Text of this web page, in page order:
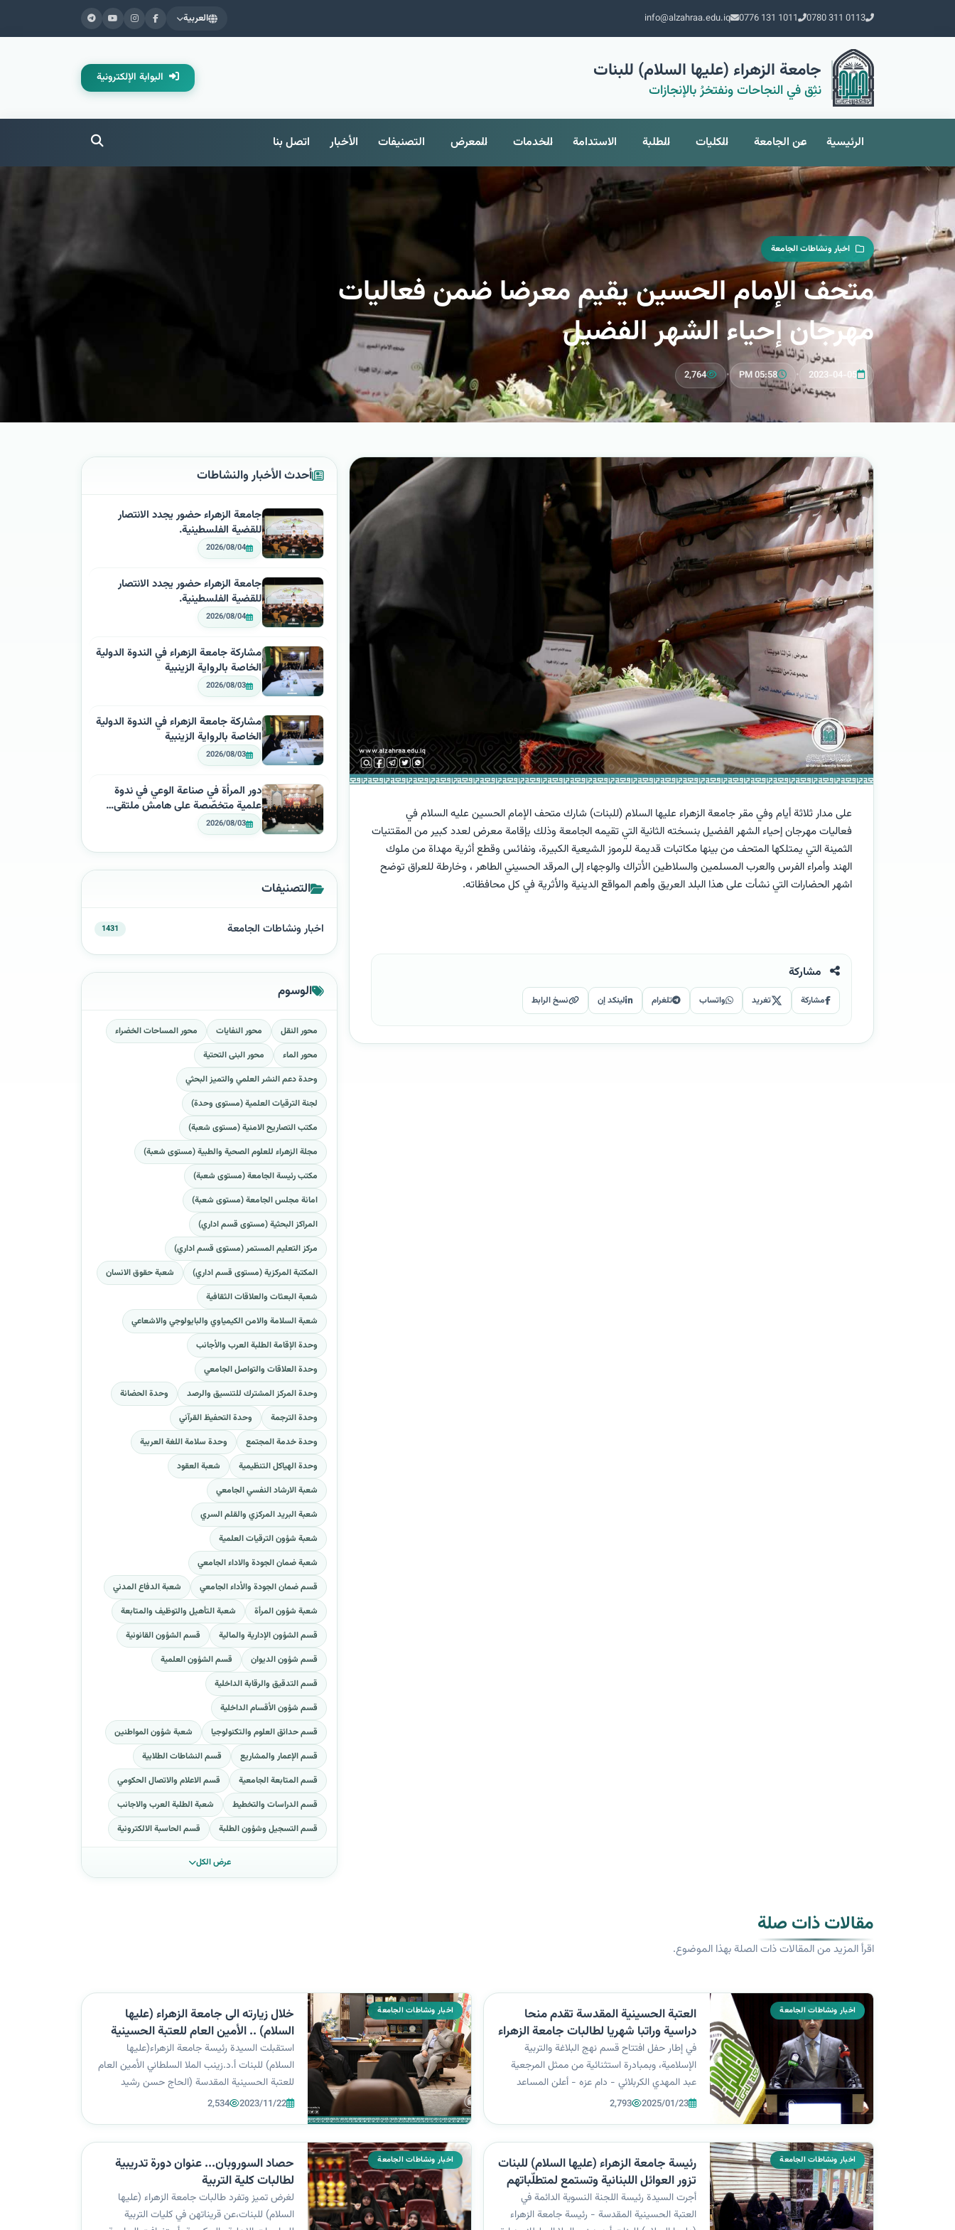
0780 311 0113
0776 131 1011
info@alzahraa.edu.iq العربية
جامعة الزهراء (عليها السلام) للبنات
نثِق في النجاحات ونفتخرُ بالإنجازات
البوابة الإلكترونية
الرئيسية عن الجامعة الكليات الطلبة الاستدامة الخدمات المعرض التصنيفات الأخبار اتصل بنا
اخبار ونشاطات الجامعة
متحف الإمام الحسين يقيم معرضا ضمن فعاليات
مهرجان إحياء الشهر الفضيل
2023-04-05
•
05:58 PM
•
2,764
على مدار ثلاثة أيام وفي مقر جامعة الزهراء عليها السلام (للبنات) شارك متحف الإمام الحسين عليه السلام في
فعاليات مهرجان إحياء الشهر الفضيل بنسخته الثانية التي تقيمه الجامعة وذلك بإقامة معرض لعدد كبير من المقتنيات
الثمينة التي يمتلكها المتحف من بينها مكاتبات قديمة للرموز الشيعية الكبيرة، ونفائس وقطع أثرية مهداة من ملوك
الهند وأمراء الفرس والعرب المسلمين والسلاطين الأتراك والوجهاء إلى المرقد الحسيني الطاهر ، وخارطة للعراق توضح
اشهر الحضارات التي نشأت على هذا البلد العريق وأهم المواقع الدينية والأثرية في كل محافظاته.
مشاركة
مشاركة تغريد واتساب تلغرام لينكد إن نسخ الرابط
أحدث الأخبار والنشاطات
جامعة الزهراء حضور يجدد الانتصار
للقضية الفلسطينية.
2026/08/04
جامعة الزهراء حضور يجدد الانتصار
للقضية الفلسطينية.
2026/08/04
مشاركة جامعة الزهراء في الندوة الدولية
الخاصة بالرواية الزينبية
2026/08/03
مشاركة جامعة الزهراء في الندوة الدولية
الخاصة بالرواية الزينبية
2026/08/03
دور المرأة في صناعة الوعي في ندوة
علمية متخصّصة على هامش ملتقى…
2026/08/03
التصنيفات
اخبار ونشاطات الجامعة 1431
الوسوم
محور النقل محور النفايات
محور المساحات الخضراء
محور الماء
محور البنى التحتية
وحدة دعم النشر العلمي والتميز البحثي
لجنة الترقيات العلمية (مستوى وحدة)
مكتب التصاريح الامنية (مستوى شعبة)
مجلة الزهراء للعلوم الصحية والطبية (مستوى شعبة)
مكتب رئيسة الجامعة (مستوى شعبة)
امانة مجلس الجامعة (مستوى شعبة)
المراكز البحثية (مستوى قسم اداري)
مركز التعليم المستمر (مستوى قسم اداري)
المكتبة المركزية (مستوى قسم اداري)
شعبة حقوق الانسان
شعبة البعثات والعلاقات الثقافية
شعبة السلامة والامن الكيمياوي والبايولوجي والاشعاعي
وحدة الإقامة الطلبة العرب والأجانب
وحدة العلاقات والتواصل الجامعي
وحدة المركز المشترك للتنسيق والرصد
وحدة الحضانة
وحدة الترجمة
وحدة التحفيظ القرآني
وحدة خدمة المجتمع
وحدة سلامة اللغة العربية
وحدة الهياكل التنظيمية
شعبة العقود
شعبة الارشاد النفسي الجامعي
شعبة البريد المركزي والقلم السري
شعبة شؤون الترقيات العلمية
شعبة ضمان الجودة والاداء الجامعي
قسم ضمان الجودة والأداء الجامعي
شعبة الدفاع المدني
شعبة شؤون المرأة
شعبة التأهيل والتوظيف والمتابعة
قسم الشؤون الإدارية والمالية
قسم الشؤون القانونية
قسم شؤون الديوان
قسم الشؤون العلمية
قسم التدقيق والرقابة الداخلية
قسم شؤون الأقسام الداخلية
قسم حدائق العلوم والتكنولوجيا
شعبة شؤون المواطنين
قسم الإعمار والمشاريع
قسم النشاطات الطلابية
قسم المتابعة الجامعية
قسم الاعلام والاتصال الحكومي
قسم الدراسات والتخطيط
شعبة الطلبة العرب والاجانب
قسم التسجيل وشؤون الطلبة
قسم الحاسبة الالكترونية
عرض الكل
مقالات ذات صلة
اقرأ المزيد من المقالات ذات الصلة بهذا الموضوع.
اخبار ونشاطات الجامعة
العتبة الحسينية المقدسة تقدم منحا
دراسية وراتبا شهريا لطالبات جامعة الزهراء
(عليها السلام)
في إطار حفل افتتاح قسم نهج البلاغة والتربية
الإسلامية، وبمبادرة استثنائية من ممثل المرجعية
عبد المهدي الكربلائي - دام عزه - أعلن المساعد
العلمي أ. د زهير محمد علي عن منحة مقدمة من
2025/01/23
2,793
اخبار ونشاطات الجامعة
خلال زيارته الى جامعة الزهراء (عليها
السلام) .. الأمين العام للعتبة الحسينية
المقدّسة يشيد بأعمال التوسعة
بالمساحات الخضراء ويفتتح مركزاً للأبحاث
الطبية والصيدلانية
استقبلت السيدة رئيسة جامعة الزهراء(عليها
السلام) للبنات أ.د.زينب الملا السلطاني الأمين العام
للعتبة الحسينية المقدسة (الحاج حسن رشيد
العبايجي) (دامت بركاته) في زيارة خُصّصت الى
2023/11/22
2,534
اخبار ونشاطات الجامعة
رئيسة جامعة الزهراء (عليها السلام) للبنات
تزور العوائل اللبنانية وتستمع لمتطلّباتهم
أجرت السيدة رئيسة اللجنة النسوية الدائمة في
العتبة الحسينية المقدسة - رئيسة جامعة الزهراء
اخبار ونشاطات الجامعة
حصاد السوروبان... عنوان دورة تدريبية
لطالبات كلية التربية
لغرض تميز وتفرد طالبات جامعة الزهراء (عليها
السلام) للبنات،عن قريناتهن في كليات التربية